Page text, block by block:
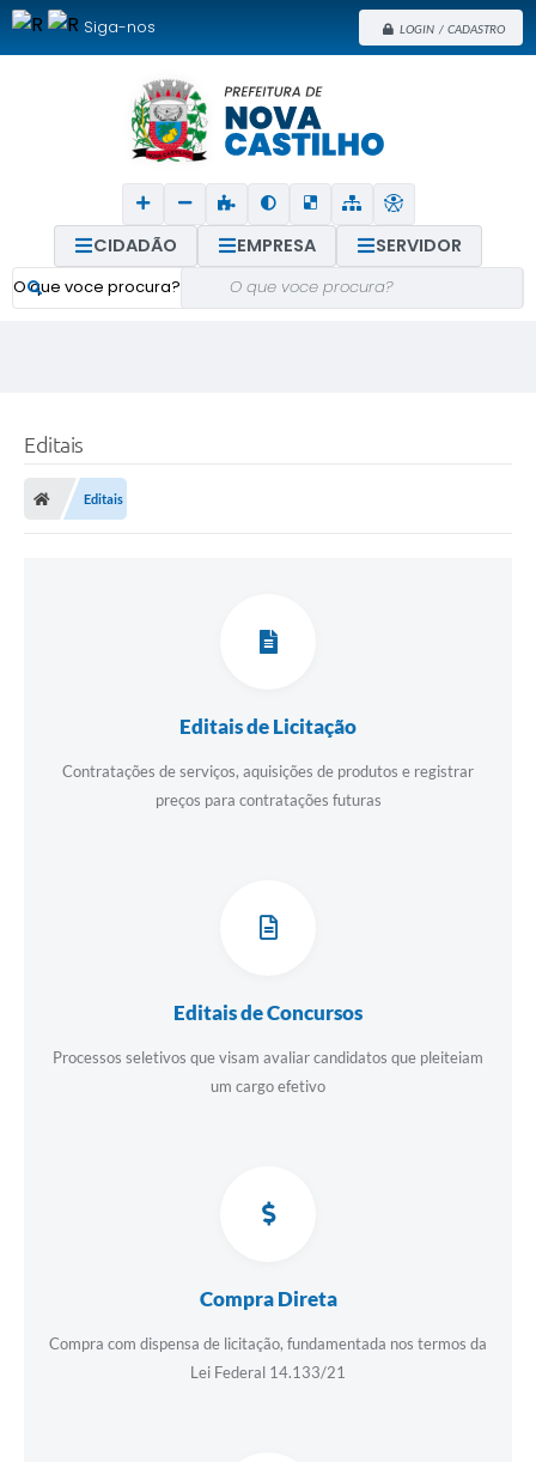
LOGIN / CADASTRO
O que voce procura?
Siga-nos
CIDADÃO EMPRESA SERVIDOR
Editais
Editais
Editais de Licitação
Contratações de serviços, aquisições de produtos e registrar
preços para contratações futuras
Editais de Concursos
Processos seletivos que visam avaliar candidatos que pleiteiam
um cargo efetivo
Compra Direta
Compra com dispensa de licitação, fundamentada nos termos da
Lei Federal 14.133/21